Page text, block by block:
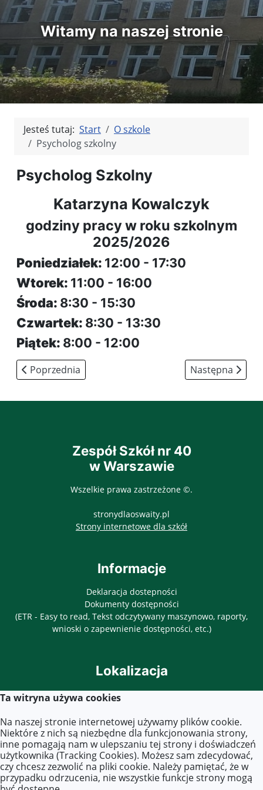
Witamy na naszej stronie
Jesteś tutaj: Start
O szkole
Psycholog szkolny
Psycholog Szkolny
Katarzyna Kowalczyk
godziny pracy w roku szkolnym
2025/2026
Poniedziałek: 12:00 - 17:30
Wtorek: 11:00 - 16:00
Środa: 8:30 - 15:30
Czwartek: 8:30 - 13:30
Piątek: 8:00 - 12:00
Poprzednia strona: Kadra kierownicza
Poprzednia Następna
Następna
Zespół Szkół nr 40
w Warszawie
Wszelkie prawa zastrzeżone ©.
stronydlaoswaity.pl
Strony internetowe dla szkółotwiera się w
Informacje
Deklaracja dostepności
Dokumenty dostępności
(ETR - Easy to read, Tekst odczytywany maszynowo, raporty,
wnioski o zapewnienie dostępności, etc.)
Lokalizacja
ul. Objazdowa 3
Kontakt
Tel. 22 619 45 40
E-mail: zs40@eduwarszawa.pl
Ta witryna używa cookies
Na naszej stronie internetowej używamy plików cookie.
Niektóre z nich są niezbędne dla funkcjonowania strony,
inne pomagają nam w ulepszaniu tej strony i doświadczeń
użytkownika (Tracking Cookies). Możesz sam zdecydować,
czy chcesz zezwolić na pliki cookie. Należy pamiętać, że w
przypadku odrzucenia, nie wszystkie funkcje strony mogą